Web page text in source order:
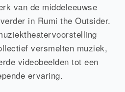
van de middeleeuwse
in Rumi the Outsider.
versmelten muziek,
videobeelden tot een
ervaring.